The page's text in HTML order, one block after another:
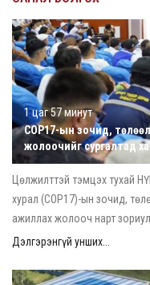
1 цаг 57 минут
COP17-ын зочид,
жолоочийг сургалтад
Цөлжилттэй тэмцэх тухай
хурал (COP17)-ын зочид,
ажиллах жолооч нарт
Дэлгэрэнгүй унших...